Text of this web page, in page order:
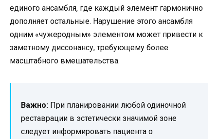
единого ансамбля, где каждый элемент гармонично
дополняет остальные. Нарушение этого ансамбля
одним «чужеродным» элементом может привести к
заметному диссонансу, требующему более
масштабного вмешательства.
Важно: При планировании любой одиночной
реставрации в эстетически значимой зоне
следует информировать пациента о